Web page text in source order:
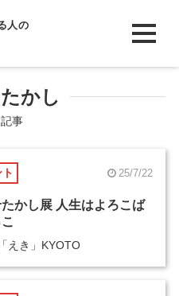
人の
かし
事
25/7/22
かし展 人生はよろこば
えき」KYOTO